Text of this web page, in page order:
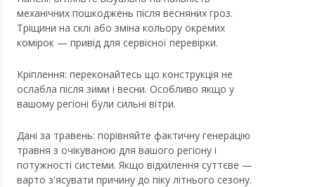
механічних пошкоджень після весняних гроз.
Тріщини на склі або зміна кольору окремих
комірок — привід для сервісної перевірки.
Кріплення: переконайтесь що конструкція не
ослабла після зими і весни. Особливо якщо у
вашому регіоні були сильні вітри.
Дані за травень: порівняйте фактичну генерацію
травня з очікуваною для вашого регіону і
потужності системи. Якщо відхилення суттєве —
варто з'ясувати причину до піку літнього сезону.